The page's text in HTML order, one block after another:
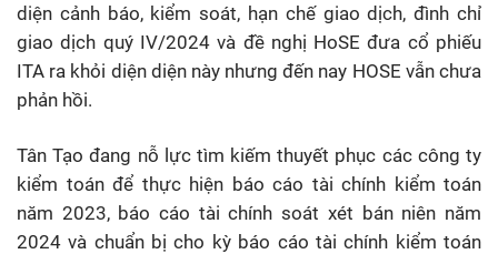
diện cảnh báo, kiểm soát, hạn chế giao dịch, đình chỉ
giao dịch quý IV/2024 và đề nghị HoSE đưa cổ phiếu
ITA ra khỏi diện diện này nhưng đến nay HOSE vẫn chưa
phản hồi.
Tân Tạo đang nỗ lực tìm kiếm thuyết phục các công ty
kiểm toán để thực hiện báo cáo tài chính kiểm toán
năm 2023, báo cáo tài chính soát xét bán niên năm
2024 và chuẩn bị cho kỳ báo cáo tài chính kiểm toán